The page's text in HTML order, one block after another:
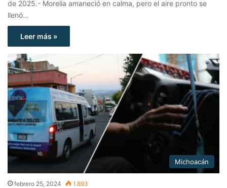
de 2025.- Morelia amaneció en calma, pero el aire pronto se
llenó…
Leer más »
Michoacán
febrero 25, 2024 1.893